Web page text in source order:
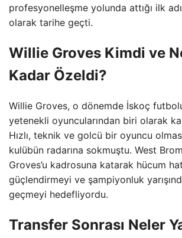
profesyonelleşme yolunda attığı ilk
olarak tarihe geçti.
Willie Groves Kimdi ve
Kadar Özeldi?
Willie Groves, o dönemde İskoç
yetenekli oyuncularından biri olarak
Hızlı, teknik ve golcü bir oyuncu
kulübün radarına sokmuştu. West
Groves’u kadrosuna katarak hücum
güçlendirmeyi ve şampiyonluk
geçmeyi hedefliyordu.
Transfer Sonrası Neler